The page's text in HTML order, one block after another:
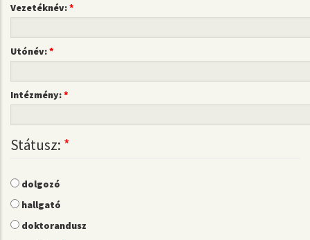
Vezetéknév:
Utónév:
Intézmény:
Státusz:
dolgozó
hallgató
doktorandusz